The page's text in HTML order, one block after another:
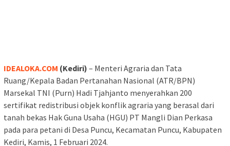
IDEALOKA.COM (Kediri) – Menteri Agraria dan Tata
Ruang/Kepala Badan Pertanahan Nasional (ATR/BPN)
Marsekal TNI (Purn) Hadi Tjahjanto menyerahkan 200
sertifikat redistribusi objek konflik agraria yang berasal dari
tanah bekas Hak Guna Usaha (HGU) PT Mangli Dian Perkasa
pada para petani di Desa Puncu, Kecamatan Puncu, Kabupaten
Kediri, Kamis, 1 Februari 2024.